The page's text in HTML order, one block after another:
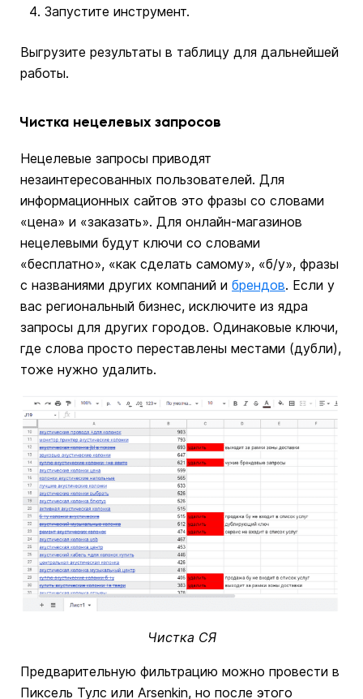
Запустите инструмент.
Выгрузите результаты в таблицу для дальнейшей
работы.
Чистка нецелевых запросов
Нецелевые запросы приводят
незаинтересованных пользователей. Для
информационных сайтов это фразы со словами
«цена» и «заказать». Для онлайн-магазинов
нецелевыми будут ключи со словами
«бесплатно», «как сделать самому», «б/у», фразы
с названиями других компаний и брендов. Если у
вас региональный бизнес, исключите из ядра
запросы для других городов. Одинаковые ключи,
где слова просто переставлены местами (дубли),
тоже нужно удалить.
Чистка СЯ
Предварительную фильтрацию можно провести в
Пиксель Тулс или Arsenkin, но после этого